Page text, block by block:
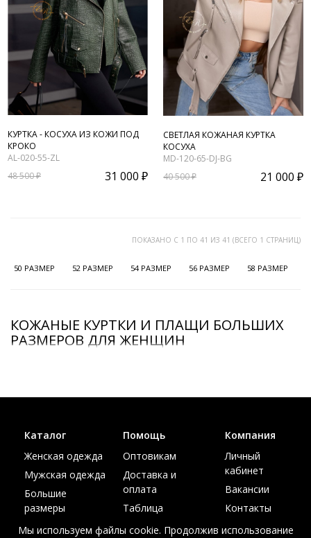
КУРТКА - КОСУХА ИЗ КОЖИ ПОД
КРОКО
AL-020-55-ZL
48 500 ₽
31 000 ₽
СВЕТЛАЯ КОЖАНАЯ КУРТКА
КОСУХА
MD-120-65-DJ-BG
40 500 ₽
21 000 ₽
ПОКАЗАНО С 1 ПО 41 ИЗ 41 (ВСЕГО 1 СТРАНИЦ)
50 РАЗМЕР 52 РАЗМЕР 54 РАЗМЕР 56 РАЗМЕР 58 РАЗМЕР
КОЖАНЫЕ КУРТКИ И ПЛАЩИ БОЛЬШИХ
РАЗМЕРОВ ДЛЯ ЖЕНЩИН
Каталог
Женская одежда
Мужская одежда
Большие
размеры
Акции
Помощь
Оптовикам
Доставка и
оплата
Таблица
Компания
Личный
кабинет
Вакансии
Контакты
Мы используем файлы cookie. Продолжив использование